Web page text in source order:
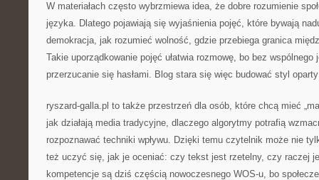
W materiałach często wybrzmiewa idea, że dobre rozumienie
języka. Dlatego pojawiają się wyjaśnienia pojęć, które bywają
demokracja, jak rozumieć wolność, gdzie przebiega granica
Takie uporządkowanie pojęć ułatwia rozmowę, bo bez
przerzucanie się hasłami. Blog stara się więc budować styl
ryszard-galla.pl to także przestrzeń dla osób, które chcą mieć
jak działają media tradycyjne, dlaczego algorytmy potrafią
rozpoznawać techniki wpływu. Dzięki temu czytelnik może nie
też uczyć się, jak je oceniać: czy tekst jest rzetelny, czy raczej
kompetencje są dziś częścią nowoczesnego WOS-u, bo